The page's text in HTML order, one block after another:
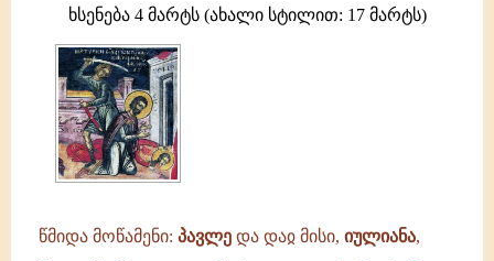
ხსენება 4 მარტს (ახალი სტილით: 17 მარტს)
წმიდა მოწამენი: პავლე და დაჲ მისი, იულიანა,